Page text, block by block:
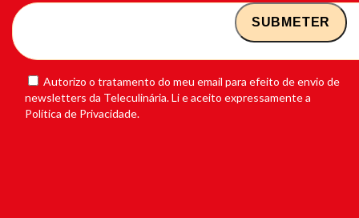
Autorizo o tratamento do meu email para efeito de envio de
newsletters da Teleculinária. Li e aceito expressamente a
Política de Privacidade.